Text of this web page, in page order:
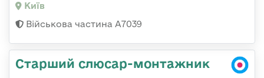
Київ
Військова частина А7039
Старший слюсар-монтажник